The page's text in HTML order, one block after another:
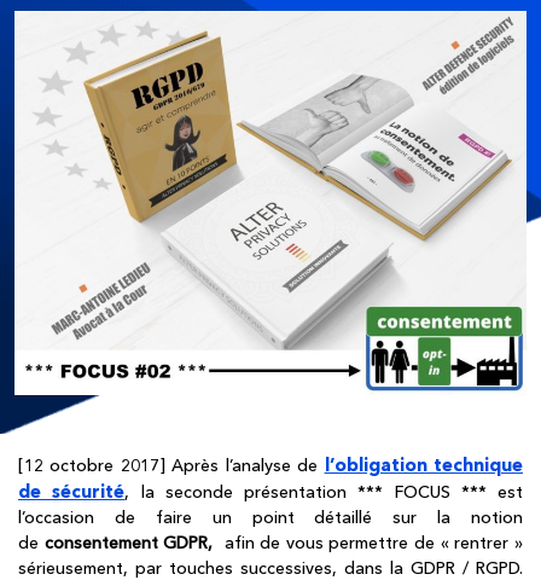
[12 octobre 2017] Après l’analyse de l’obligation technique
de sécurité, la seconde présentation *** FOCUS *** est
l’occasion de faire un point détaillé sur la notion
de consentement GDPR, afin de vous permettre de « rentrer »
sérieusement, par touches successives, dans la GDPR / RGPD.